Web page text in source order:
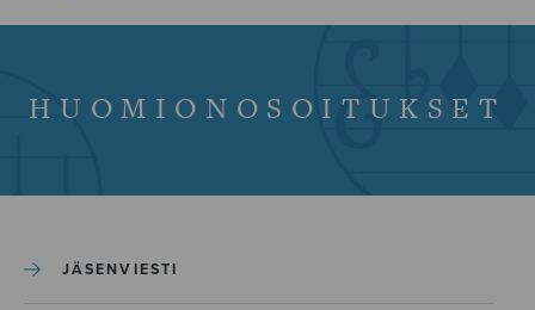
HUOMIONOSOITUKSET
JÄSENVIESTI